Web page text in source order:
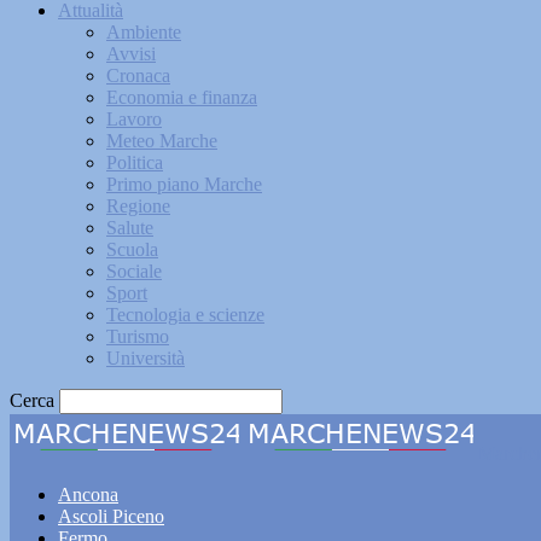
Attualità
Ambiente
Avvisi
Cronaca
Economia e finanza
Lavoro
Meteo Marche
Politica
Primo piano Marche
Regione
Salute
Scuola
Sociale
Sport
Tecnologia e scienze
Turismo
Università
Cerca
Ancona
Ascoli Piceno